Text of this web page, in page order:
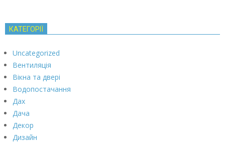
КАТЕГОРІЇ
Uncategorized
Вентиляція
Вікна та двері
Водопостачання
Дах
Дача
Декор
Дизайн